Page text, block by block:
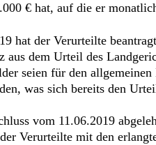
€ hat, auf die er
hat der Verurteilte
aus dem Urteil des
seien für den
was sich bereits den
vom 11.06.2019
Verurteilte mit den